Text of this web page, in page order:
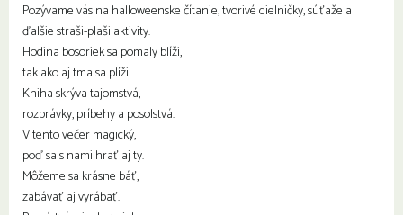
Pozývame vás na halloweenske čítanie, tvorivé dielničky, súťaže a
ďalšie straši-plaši aktivity.
Hodina bosoriek sa pomaly blíži,
tak ako aj tma sa plíži.
Kniha skrýva tajomstvá,
rozprávky, príbehy a posolstvá.
V tento večer magický,
poď sa s nami hrať aj ty.
Môžeme sa krásne báť,
zabávať aj vyrábať.